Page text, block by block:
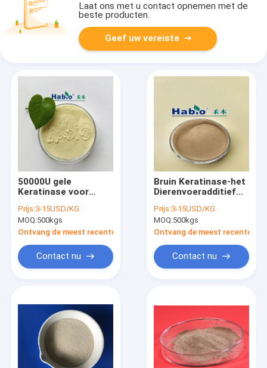
Laat ons met u contact opnemen met de
beste producten.
Geef uw vereiste
50000U gele
Keratinase voor
Spijsverterings
Fysiologische
Functie
Prijs:3-15USD/KG
MOQ:500kgs
Ontvang de meest recente Prijs
Contact nu
Bruin Keratinase-het
Dierenvoeradditief
voor
Spijsverteringscapaciteit
Prijs:3-15USD/KG
MOQ:500kgs
Ontvang de meest recente
Contact nu